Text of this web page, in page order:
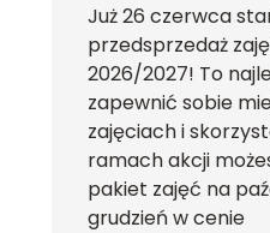
Już 26 czerwca
przedsprzedaż
2026/2027! To
zapewnić sobie
zajęciach i
ramach akcji
pakiet zajęć na
grudzień w cenie